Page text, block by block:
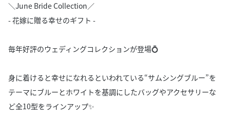
＼June Bride Collection／
- 花嫁に贈る幸せのギフト -
毎年好評のウェディングコレクションが登場💍
身に着けると幸せになれるといわれている“サムシングブルー”を
テーマにブルーとホワイトを基調にしたバッグやアクセサリーな
ど全10型をラインアップ✨️